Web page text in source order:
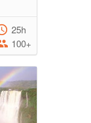
25h
100+